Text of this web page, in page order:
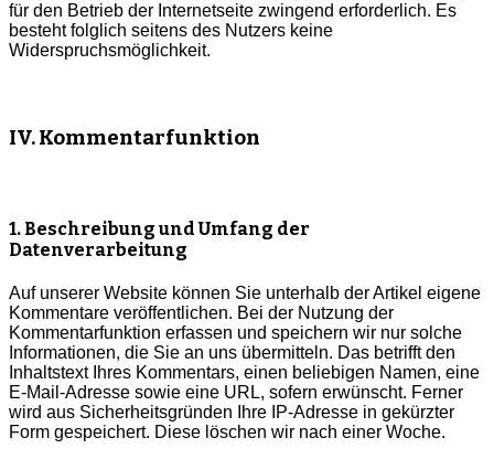
für den Betrieb der Internetseite zwingend erforderlich. Es
besteht folglich seitens des Nutzers keine
Widerspruchsmöglichkeit.
IV. Kommentarfunktion
1. Beschreibung und Umfang der
Datenverarbeitung
Auf unserer Website können Sie unterhalb der Artikel eigene
Kommentare veröffentlichen. Bei der Nutzung der
Kommentarfunktion erfassen und speichern wir nur solche
Informationen, die Sie an uns übermitteln. Das betrifft den
Inhaltstext Ihres Kommentars, einen beliebigen Namen, eine
E-Mail-Adresse sowie eine URL, sofern erwünscht. Ferner
wird aus Sicherheitsgründen Ihre IP-Adresse in gekürzter
Form gespeichert. Diese löschen wir nach einer Woche.